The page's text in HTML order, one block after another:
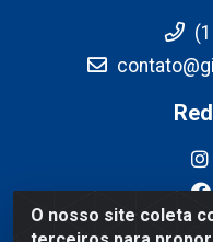
O nosso site coleta